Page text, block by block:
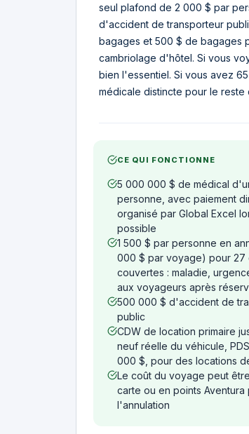
seul plafond de 2 000 $ par
d'accident de transporteur
bagages et 500 $ de bagages
cambriolage d'hôtel. Si vous
bien l'essentiel. Si vous avez
médicale distincte pour le reste
CE QUI FONCTIONNE
5 000 000 $ de médical
personne, avec paiement
organisé par Global Excel
possible
1 500 $ par personne en
000 $ par voyage) pour 27
couvertes : maladie,
aux voyageurs après
500 000 $ d'accident de
public
CDW de location primaire
neuf réelle du véhicule,
000 $, pour des locations
Le coût du voyage peut
carte ou en points Aventura
l'annulation